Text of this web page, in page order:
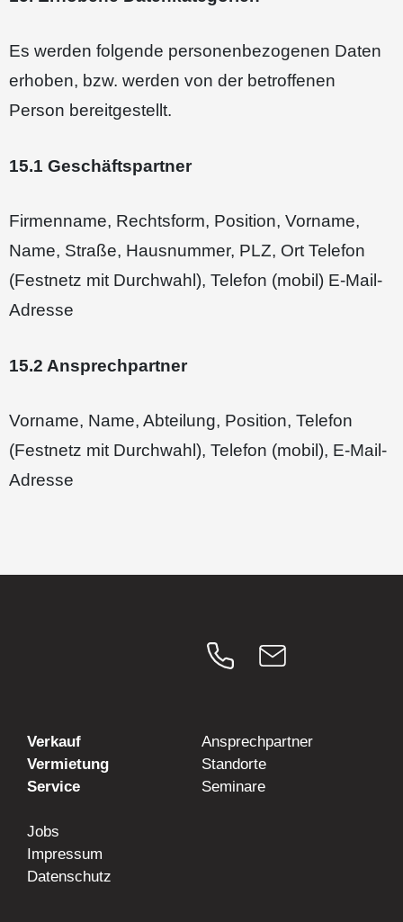
Es werden folgende personenbezogenen Daten
erhoben, bzw. werden von der betroffenen
Person bereitgestellt.
15.1 Geschäftspartner
Firmenname, Rechtsform, Position, Vorname,
Name, Straße, Hausnummer, PLZ, Ort Telefon
(Festnetz mit Durchwahl), Telefon (mobil) E-Mail-
Adresse
15.2 Ansprechpartner
Vorname, Name, Abteilung, Position, Telefon
(Festnetz mit Durchwahl), Telefon (mobil), E-Mail-
Adresse
Verkauf
Vermietung
Service
Ansprechpartner
Standorte
Seminare
Jobs
Impressum
Datenschutz